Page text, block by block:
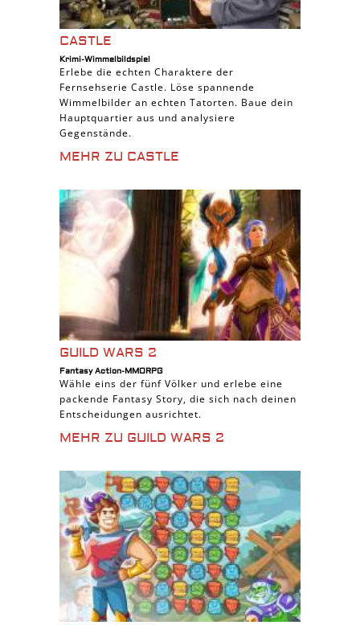
CASTLE
Krimi-Wimmelbildspiel
Erlebe die echten Charaktere der
Fernsehserie Castle. Löse spannende
Wimmelbilder an echten Tatorten. Baue dein
Hauptquartier aus und analysiere
Gegenstände.
MEHR ZU CASTLE
GUILD WARS 2
Fantasy Action-MMORPG
Wähle eins der fünf Völker und erlebe eine
packende Fantasy Story, die sich nach deinen
Entscheidungen ausrichtet.
MEHR ZU GUILD WARS 2